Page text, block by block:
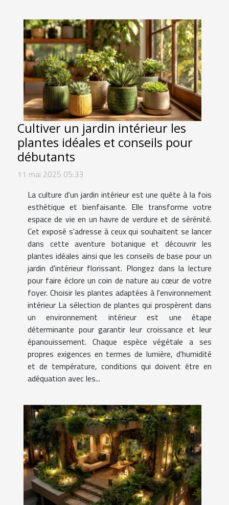
Cultiver un jardin intérieur les
plantes idéales et conseils pour
débutants
11 mai 2025 05:33
La culture d'un jardin intérieur est une quête à la fois
esthétique et bienfaisante. Elle transforme votre
espace de vie en un havre de verdure et de sérénité.
Cet exposé s'adresse à ceux qui souhaitent se lancer
dans cette aventure botanique et découvrir les
plantes idéales ainsi que les conseils de base pour un
jardin d'intérieur florissant. Plongez dans la lecture
pour faire éclore un coin de nature au cœur de votre
foyer. Choisir les plantes adaptées à l'environnement
intérieur La sélection de plantes qui prospèrent dans
un environnement intérieur est une étape
déterminante pour garantir leur croissance et leur
épanouissement. Chaque espèce végétale a ses
propres exigences en termes de lumière, d'humidité
et de température, conditions qui doivent être en
adéquation avec les...